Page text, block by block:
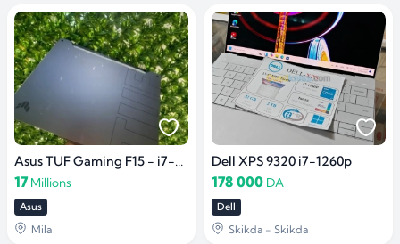
Asus TUF Gaming F15 - i7-11800H RTX 3050Ti
17 Millions
Asus
Mila
Dell XPS 9320 i7-1260p
178 000 DA
Dell
Skikda - Skikda